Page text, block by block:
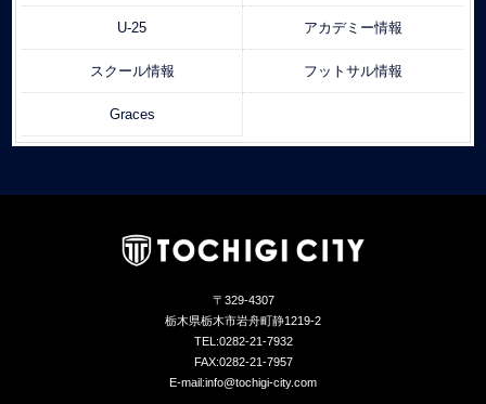
U-25 アカデミー情報
スクール情報 フットサル情報
Graces
〒329-4307
栃木県栃木市岩舟町静1219-2
TEL:0282-21-7932
FAX:0282-21-7957
E-mail:info@tochigi-city.com